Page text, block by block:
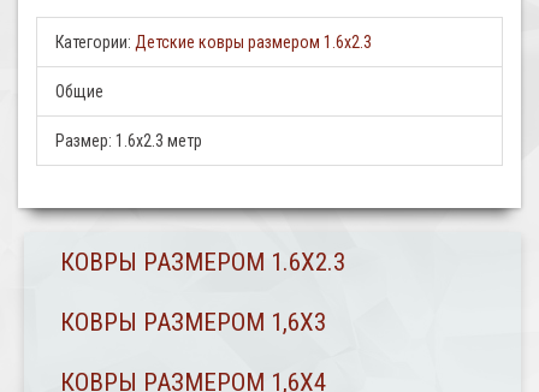
Категории: Детские ковры размером 1.6х2.3
Общие
Размер: 1.6x2.3 метр
КОВРЫ РАЗМЕРОМ 1.6Х2.3
КОВРЫ РАЗМЕРОМ 1,6Х3
КОВРЫ РАЗМЕРОМ 1,6Х4